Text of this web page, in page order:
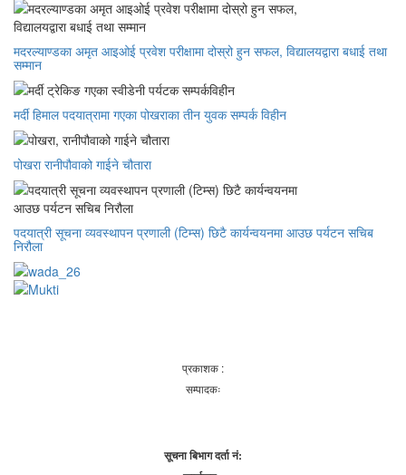
मदरल्याण्डका अमृत आइओई प्रवेश परीक्षामा दोस्रो हुन सफल, विद्यालयद्वारा बधाई तथा
सम्मान
मर्दी हिमाल पदयात्रामा गएका पोखराका तीन युवक सम्पर्क विहीन
पोखरा रानीपौवाको गाईने चौतारा
पदयात्री सूचना व्यवस्थापन प्रणाली (टिम्स) छिटै कार्यन्वयनमा आउछ पर्यटन सचिब
निरौला
प्रकाशक :
सम्पादकः
सूचना बिभाग दर्ता नं: